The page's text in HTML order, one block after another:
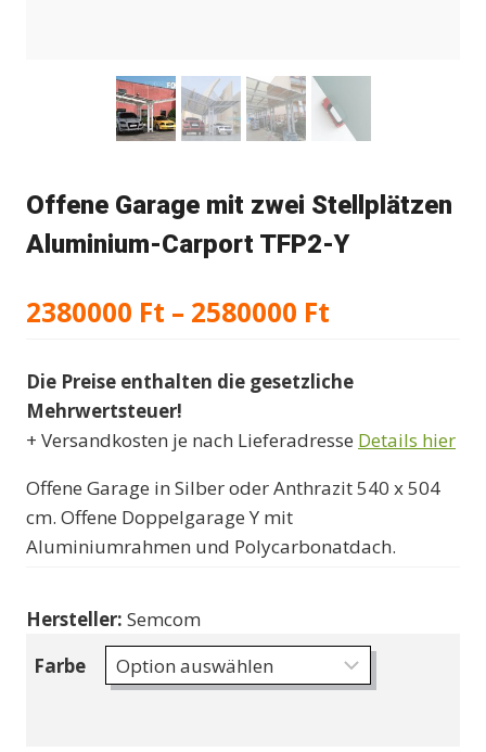
Offene Garage mit zwei Stellplätzen
Aluminium-Carport TFP2-Y
2380000 Ft – 2580000 Ft
bis
2580000 Ft
Die Preise enthalten die gesetzliche
Mehrwertsteuer!
+ Versandkosten je nach Lieferadresse Details hier
Offene Garage in Silber oder Anthrazit 540 x 504
cm. Offene Doppelgarage Y mit
Aluminiumrahmen und Polycarbonatdach.
Hersteller: Semcom
Farbe